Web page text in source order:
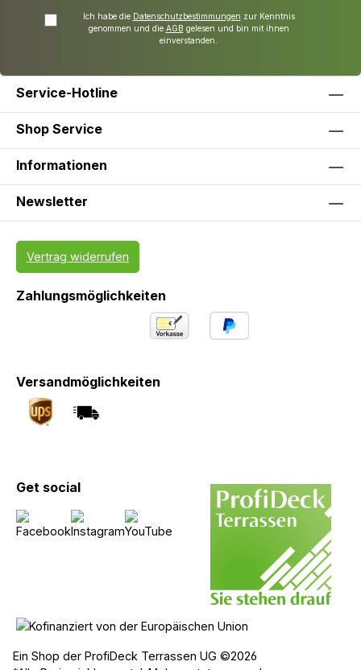
Ich habe die Datenschutzbestimmungen zur Kenntnis
genommen und die AGB gelesen und bin mit ihnen
einverstanden.
Service-Hotline
Shop Service
Informationen
Newsletter
Vertrag widerrufen
Zahlungsmöglichkeiten
Versandmöglichkeiten
Get social
Ein Shop der ProfiDeck Terrassen UG ©2026